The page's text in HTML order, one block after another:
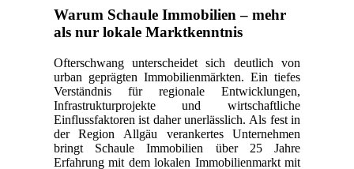
Warum Schaule Immobilien – mehr
als nur lokale Marktkenntnis
Ofterschwang unterscheidet sich deutlich von
urban geprägten Immobilienmärkten. Ein tiefes
Verständnis für regionale Entwicklungen,
Infrastrukturprojekte und wirtschaftliche
Einflussfaktoren ist daher unerlässlich. Als fest in
der Region Allgäu verankertes Unternehmen
bringt Schaule Immobilien über 25 Jahre
Erfahrung mit dem lokalen Immobilienmarkt mit